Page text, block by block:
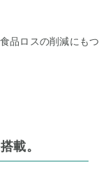
品ロスの削減にもつ
載。